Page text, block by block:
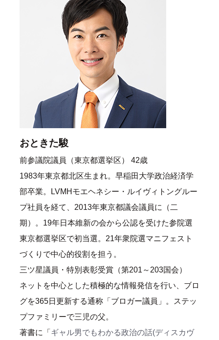
おときた駿
前参議院議員（東京都選挙区） 42歳
1983年東京都北区生まれ。早稲田大学政治経済学
部卒業。LVMHモエヘネシー・ルイヴィトングルー
プ社員を経て、2013年東京都議会議員に（二
期）。19年日本維新の会から公認を受けた参院選
東京都選挙区で初当選。21年衆院選マニフェスト
づくりで中心的役割を担う。
三ツ星議員・特別表彰受賞（第201～203国会）
ネットを中心とした積極的な情報発信を行い、ブロ
グを365日更新する通称「ブロガー議員」。ステッ
プファミリーで三児の父。
著書に「 ギャル男でもわかる政治の話(ディスカヴ